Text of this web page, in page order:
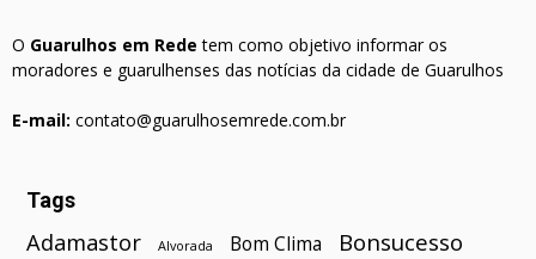
O Guarulhos em Rede tem como objetivo informar os
moradores e guarulhenses das notícias da cidade de Guarulhos
E-mail: contato@guarulhosemrede.com.br
Tags
Adamastor Alvorada Bom Clima Bonsucesso